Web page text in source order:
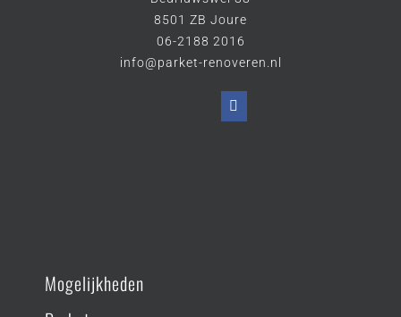
8501 ZB Joure
06-2188 2016
info@parket-renoveren.nl
Mogelijkheden